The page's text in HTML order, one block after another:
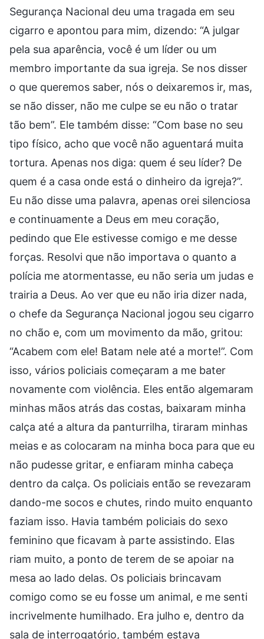
Segurança Nacional deu uma tragada em seu
cigarro e apontou para mim, dizendo: “A julgar
pela sua aparência, você é um líder ou um
membro importante da sua igreja. Se nos disser
o que queremos saber, nós o deixaremos ir, mas,
se não disser, não me culpe se eu não o tratar
tão bem”. Ele também disse: “Com base no seu
tipo físico, acho que você não aguentará muita
tortura. Apenas nos diga: quem é seu líder? De
quem é a casa onde está o dinheiro da igreja?”.
Eu não disse uma palavra, apenas orei silenciosa
e continuamente a Deus em meu coração,
pedindo que Ele estivesse comigo e me desse
forças. Resolvi que não importava o quanto a
polícia me atormentasse, eu não seria um judas e
trairia a Deus. Ao ver que eu não iria dizer nada,
o chefe da Segurança Nacional jogou seu cigarro
no chão e, com um movimento da mão, gritou:
“Acabem com ele! Batam nele até a morte!”. Com
isso, vários policiais começaram a me bater
novamente com violência. Eles então algemaram
minhas mãos atrás das costas, baixaram minha
calça até a altura da panturrilha, tiraram minhas
meias e as colocaram na minha boca para que eu
não pudesse gritar, e enfiaram minha cabeça
dentro da calça. Os policiais então se revezaram
dando-me socos e chutes, rindo muito enquanto
faziam isso. Havia também policiais do sexo
feminino que ficavam à parte assistindo. Elas
riam muito, a ponto de terem de se apoiar na
mesa ao lado delas. Os policiais brincavam
comigo como se eu fosse um animal, e me senti
incrivelmente humilhado. Era julho e, dentro da
sala de interrogatório, também estava